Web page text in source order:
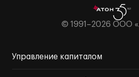
© 1991–2026 ООО
Управление капиталом